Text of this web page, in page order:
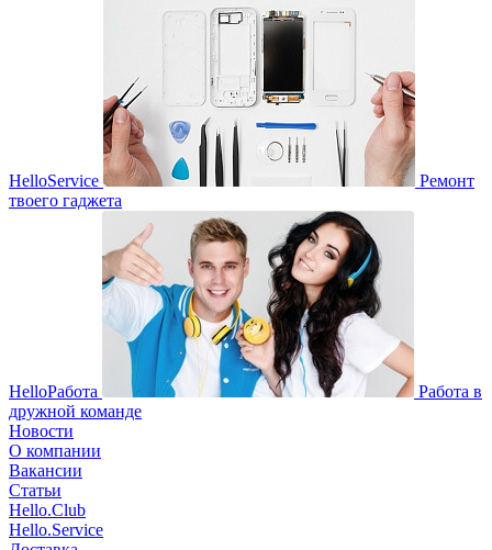
HelloService
Ремонт
твоего гаджета
HelloРабота
Работа в
дружной команде
Новости
О компании
Вакансии
Статьи
Hello.Club
Hello.Service